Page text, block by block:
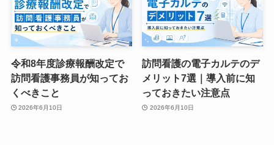
令和8年度診療報酬改定で
訪問看護事務員が知ってお
くべきこと
2026年6月10日
訪問看護の電子カルテのデ
メリット7選｜導入前に知
っておきたい注意点
2026年6月10日